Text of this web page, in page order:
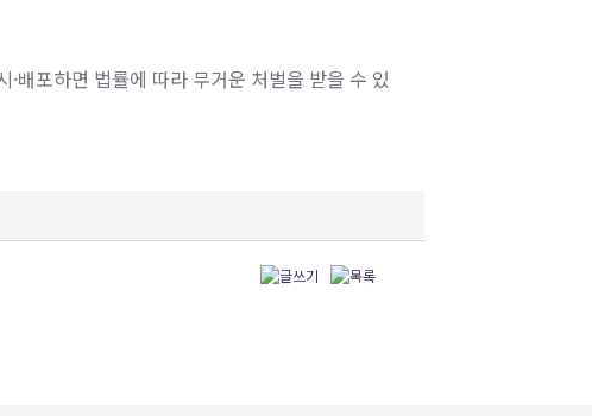
배포하면 법률에 따라 무거운 처벌을 받을 수 있